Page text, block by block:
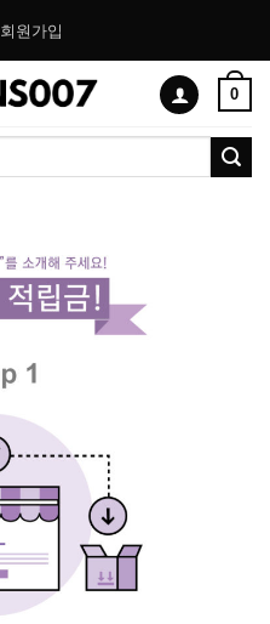
회원가입
0